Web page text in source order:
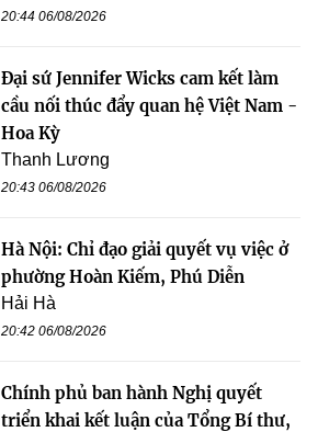
20:44 06/08/2026
Đại sứ Jennifer Wicks cam kết làm
cầu nối thúc đẩy quan hệ Việt Nam -
Hoa Kỳ
Thanh Lương
20:43 06/08/2026
Hà Nội: Chỉ đạo giải quyết vụ việc ở
phường Hoàn Kiếm, Phú Diễn
Hải Hà
20:42 06/08/2026
Chính phủ ban hành Nghị quyết
triển khai kết luận của Tổng Bí thư,